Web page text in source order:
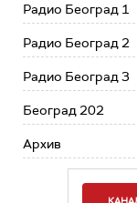
Радио Београд 1
Радио Београд 2
Радио Београд 3
Београд 202
Архив